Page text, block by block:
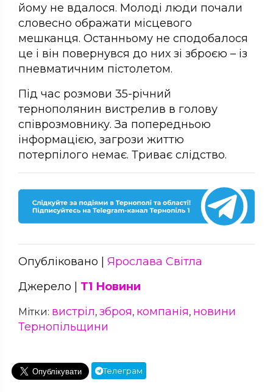
йому не вдалося. Молоді люди почали
словесно ображати місцевого
мешканця. Останньому не сподобалося
це і він повернувся до них зі зброєю – із
пневматичним пістолетом.
Під час розмови 35-річний
тернополянин вистрелив в голову
співрозмовнику. За попередньою
інформацією, загрози життю
потерпілого немає. Триває слідство.
Опубліковано | Ярослава Світла
Джерело | Т1 Новини
Мітки: вистріл, зброя, компанія, новини
Тернопільщини
Телеграм